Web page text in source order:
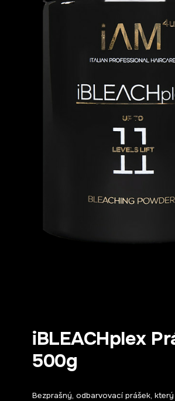
iBLEACHplex
500g
Bezprašný, odbarvovací prášek,